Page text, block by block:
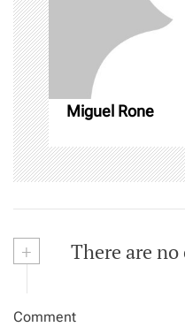
i
o
n
Miguel Rone
+ There are
Comment